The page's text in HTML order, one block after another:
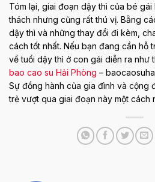
Tóm lại, giai đoạn dậy thì của bé
thách nhưng cũng rất thú vị. Bằng
dậy thì và những thay đổi đi kèm,
cách tốt nhất. Nếu bạn đang cần hỗ
về tuổi dậy thì ở con gái diễn ra như
bao cao su Hải Phòng –
Sự đồng hành của gia đình và cộng
trẻ vượt qua giai đoạn này một cách